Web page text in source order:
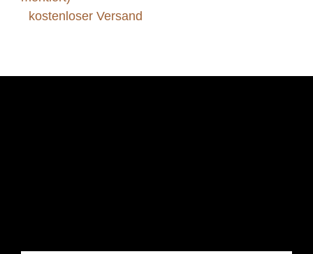
kostenloser Versand